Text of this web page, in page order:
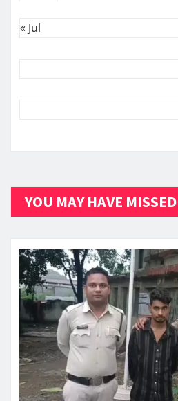
« Jul
YOU MAY HAVE MISSED